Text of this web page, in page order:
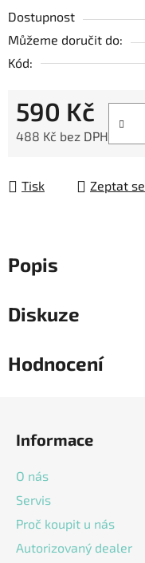
Dostupnost
Můžeme doručit do:
Kód:
590 Kč
488 Kč bez DPH
Tisk Zeptat se
Popis
Diskuze
Hodnocení
Informace
O nás
Servis
Proč koupit u nás
Autorizovaný dealer